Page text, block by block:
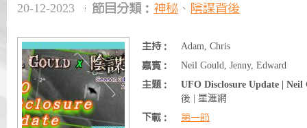
20-12-2023 節目分類： 神秘 、 陰謀背後
主持：
Adam, Chris
嘉賓：
Neil Gould, Jenny, Edward
主題：
UFO Disclosure Update | Neil
後 | 星滙網
下載：
第一節